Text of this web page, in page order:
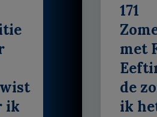
ik
171
met
de
ik